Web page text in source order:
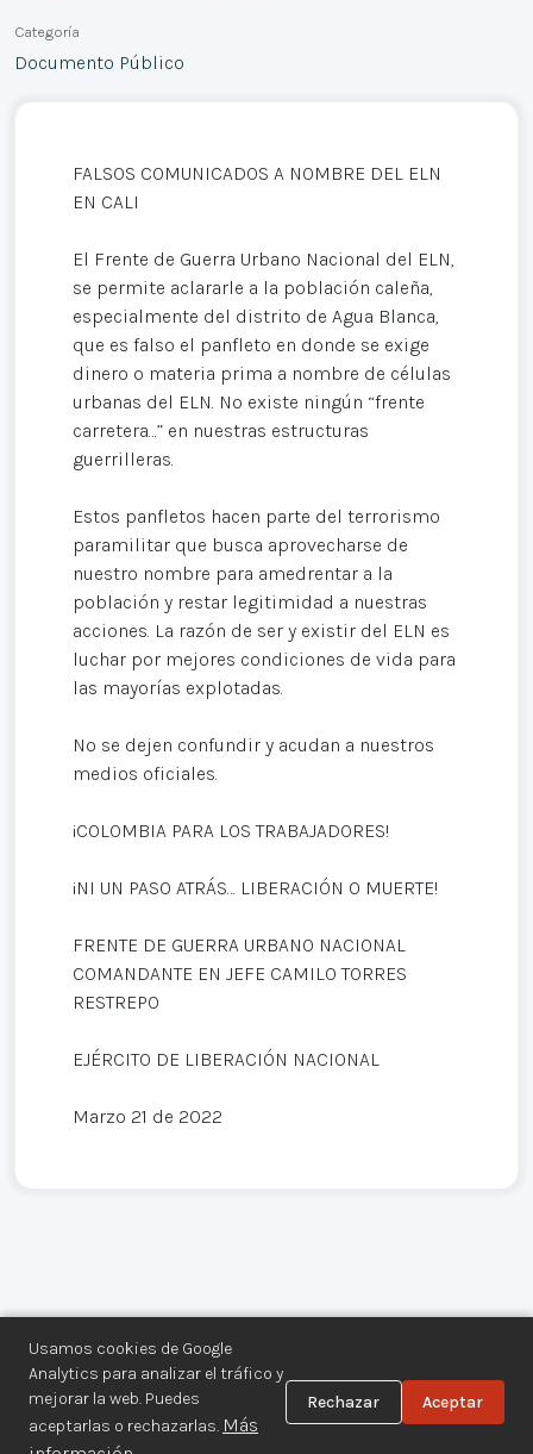
Usamos cookies de Google
Analytics para analizar el tráfico y
mejorar la web. Puedes
aceptarlas o rechazarlas. Más
Rechazar Aceptar
Categoría
Documento Público
FALSOS COMUNICADOS A NOMBRE DEL ELN
EN CALI
El Frente de Guerra Urbano Nacional del ELN,
se permite aclararle a la población caleña,
especialmente del distrito de Agua Blanca,
que es falso el panfleto en donde se exige
dinero o materia prima a nombre de células
urbanas del ELN. No existe ningún “frente
carretera…” en nuestras estructuras
guerrilleras.
Estos panfletos hacen parte del terrorismo
paramilitar que busca aprovecharse de
nuestro nombre para amedrentar a la
población y restar legitimidad a nuestras
acciones. La razón de ser y existir del ELN es
luchar por mejores condiciones de vida para
las mayorías explotadas.
No se dejen confundir y acudan a nuestros
medios oficiales.
¡COLOMBIA PARA LOS TRABAJADORES!
¡NI UN PASO ATRÁS… LIBERACIÓN O MUERTE!
FRENTE DE GUERRA URBANO NACIONAL
COMANDANTE EN JEFE CAMILO TORRES
RESTREPO
EJÉRCITO DE LIBERACIÓN NACIONAL
Marzo 21 de 2022
Centro de Documentación de los
Movimientos Armados©